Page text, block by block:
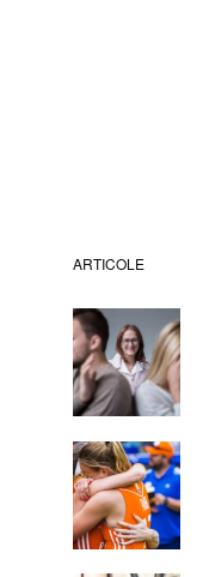
ARTICOLE